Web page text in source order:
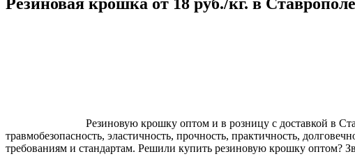
Резиновую крошку оптом и в розницу с доставкой в
травмобезопасность, эластичность, прочность, практичность,
требованиям и стандартам. Решили купить резиновую крошку оптом?